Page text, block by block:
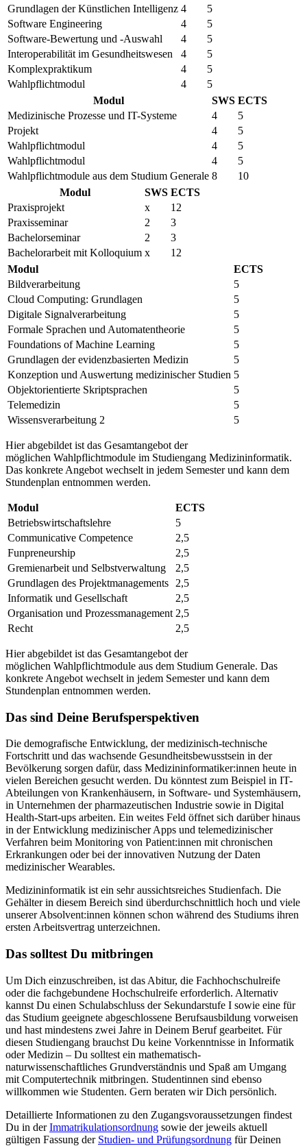
Grundlagen der Künstlichen Intelligenz 4
5
Software Engineering
4
5
Software-Bewertung und -Auswahl
4
5
Interoperabilität im Gesundheitswesen
4
5
Komplexpraktikum
4
5
Wahlpflichtmodul
4
5
Modul
SWS ECTS
Medizinische Prozesse und IT-Systeme
4
5
Projekt
4
5
Wahlpflichtmodul
4
5
Wahlpflichtmodul
4
5
Wahlpflichtmodule aus dem Studium Generale 8
10
Modul
SWS ECTS
Praxisprojekt
x
12
Praxisseminar
2
3
Bachelorseminar
2
3
Bachelorarbeit mit Kolloquium x
12
Modul
ECTS
Bildverarbeitung
5
Cloud Computing: Grundlagen
5
Digitale Signalverarbeitung
5
Formale Sprachen und Automatentheorie
5
Foundations of Machine Learning
5
Grundlagen der evidenzbasierten Medizin
5
Konzeption und Auswertung medizinischer Studien 5
Objektorientierte Skriptsprachen
5
Telemedizin
5
Wissensverarbeitung 2
5
Hier abgebildet ist das Gesamtangebot der
möglichen Wahlpflichtmodule im Studiengang Medizininformatik.
Das konkrete Angebot wechselt in jedem Semester und kann dem
Stundenplan entnommen werden.
Modul
ECTS
Betriebswirtschaftslehre
5
Communicative Competence
2,5
Funpreneurship
2,5
Gremienarbeit und Selbstverwaltung
2,5
Grundlagen des Projektmanagements
2,5
Informatik und Gesellschaft
2,5
Organisation und Prozessmanagement 2,5
Recht
2,5
Hier abgebildet ist das Gesamtangebot der
möglichen Wahlpflichtmodule aus dem Studium Generale. Das
konkrete Angebot wechselt in jedem Semester und kann dem
Stundenplan entnommen werden.
Das sind Deine Berufsperspektiven
Die demografische Entwicklung, der medizinisch-technische
Fortschritt und das wachsende Gesundheitsbewusstsein in der
Bevölkerung sorgen dafür, dass Medizininformatiker:innen heute in
vielen Bereichen gesucht werden. Du könntest zum Beispiel in IT-
Abteilungen von Krankenhäusern, in Software- und Systemhäusern,
in Unternehmen der pharmazeutischen Industrie sowie in Digital
Health-Start-ups arbeiten. Ein weites Feld öffnet sich darüber hinaus
in der Entwicklung medizinischer Apps und telemedizinischer
Verfahren beim Monitoring von Patient:innen mit chronischen
Erkrankungen oder bei der innovativen Nutzung der Daten
medizinischer Wearables.
Medizininformatik ist ein sehr aussichtsreiches Studienfach. Die
Gehälter in diesem Bereich sind überdurchschnittlich hoch und viele
unserer Absolvent:innen können schon während des Studiums ihren
ersten Arbeitsvertrag unterzeichnen.
Das solltest Du mitbringen
Um Dich einzuschreiben, ist das Abitur, die Fachhochschulreife
oder die fachgebundene Hochschulreife erforderlich. Alternativ
kannst Du einen Schulabschluss der Sekundarstufe I sowie eine für
das Studium geeignete abgeschlossene Berufsausbildung vorweisen
und hast mindestens zwei Jahre in Deinem Beruf gearbeitet. Für
diesen Studiengang brauchst Du keine Vorkenntnisse in Informatik
oder Medizin – Du solltest ein mathematisch-
naturwissenschaftliches Grundverständnis und Spaß am Umgang
mit Computertechnik mitbringen. Studentinnen sind ebenso
willkommen wie Studenten. Gern beraten wir Dich persönlich.
Detaillierte Informationen zu den Zugangsvoraussetzungen findest
Du in derImmatrikulationsordnung sowie der jeweils aktuell
gültigen Fassung der Studien- und Prüfungsordnung für Deinen